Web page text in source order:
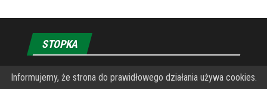
STOPKA
O Fundacji PRZEkarpacie
Informujemy, że strona do prawidłowego działania używa cookies.